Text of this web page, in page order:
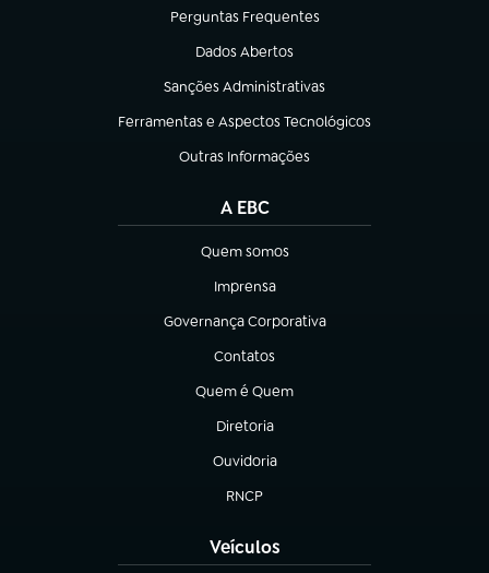
Perguntas Frequentes
(abre em nova aba)
Dados Abertos
(abre em nova aba)
Sanções Administrativas
(abre em nova aba)
Ferramentas e Aspectos Tecnológicos
(abre em nova aba)
Outras Informações
(abre em nova aba)
A EBC
Quem somos
(abre em nova aba)
Imprensa
(abre em nova aba)
Governança Corporativa
(abre em nova aba)
Contatos
(abre em nova aba)
Quem é Quem
(abre em nova aba)
Diretoria
(abre em nova aba)
Ouvidoria
(abre em nova aba)
RNCP
(abre em nova aba)
Veículos